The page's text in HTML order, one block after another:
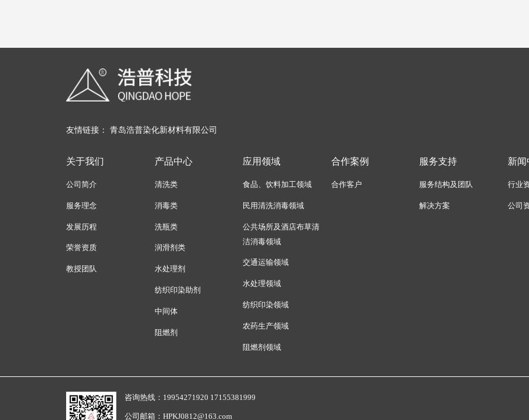
友情链接： 青岛浩普染化新材料有限公司
关于我们
公司简介
服务理念
发展历程
荣誉资质
教授团队
产品中心
清洗类
消毒类
洗瓶类
润滑剂类
水处理剂
纺织印染助剂
中间体
阻燃剂
应用领域
食品、饮料加工领域
民用清洗消毒领域
公共场所及酒店布草清
洁消毒领域
交通运输领域
水处理领域
纺织印染领域
农药生产领域
阻燃剂领域
合作案例
合作客户
服务支持
服务结构及团队
解决方案
新闻
行业
公司
咨询热线：19954271920 17155381999
公司邮箱：HPKJ0812@163.com